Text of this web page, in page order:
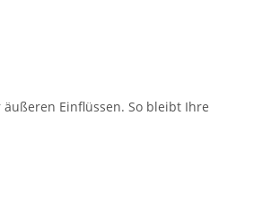
Einflüssen. So bleibt Ihre